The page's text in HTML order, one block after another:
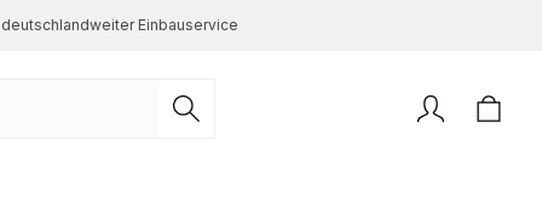
deutschlandweiter Einbauservice